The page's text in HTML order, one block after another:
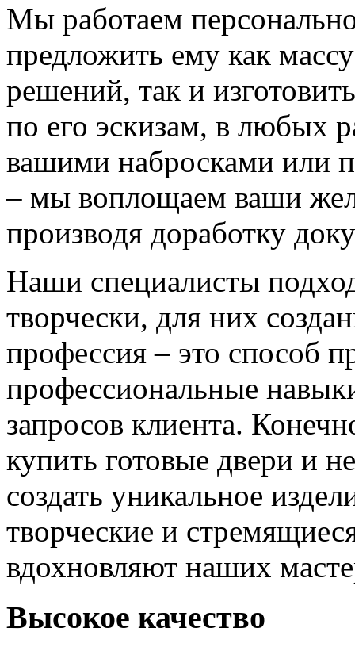
Мы работаем
предложить ему как
решений, так и
по его эскизам, в любых
вашими набросками или
– мы воплощаем ваши
производя доработку
Наши специалисты
творчески, для них
профессия – это способ
профессиональные
запросов клиента.
купить готовые двери и
создать уникальное
творческие и
вдохновляют наших
Высокое качество